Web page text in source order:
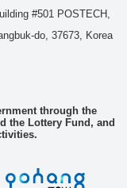
#501 POSTECH,
do, 37673, Korea
through the
the Lottery Fund, and